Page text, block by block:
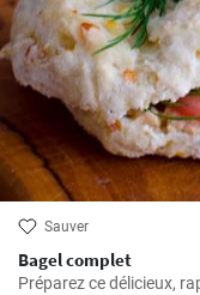
Sauver
Bagel complet
Préparez ce délicieux,